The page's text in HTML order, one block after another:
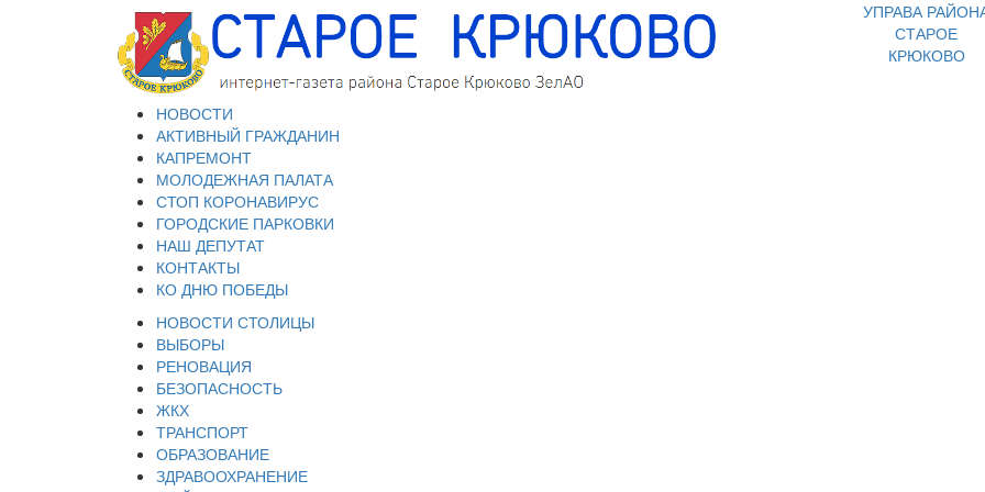
УПРАВА
СТАРОЕ
КРЮКОВО
НОВОСТИ
АКТИВНЫЙ ГРАЖДАНИН
КАПРЕМОНТ
МОЛОДЕЖНАЯ ПАЛАТА
СТОП КОРОНАВИРУС
ГОРОДСКИЕ ПАРКОВКИ
НАШ ДЕПУТАТ
КОНТАКТЫ
КО ДНЮ ПОБЕДЫ
НОВОСТИ СТОЛИЦЫ
ВЫБОРЫ
РЕНОВАЦИЯ
БЕЗОПАСНОСТЬ
ЖКХ
ТРАНСПОРТ
ОБРАЗОВАНИЕ
ЗДРАВООХРАНЕНИЕ